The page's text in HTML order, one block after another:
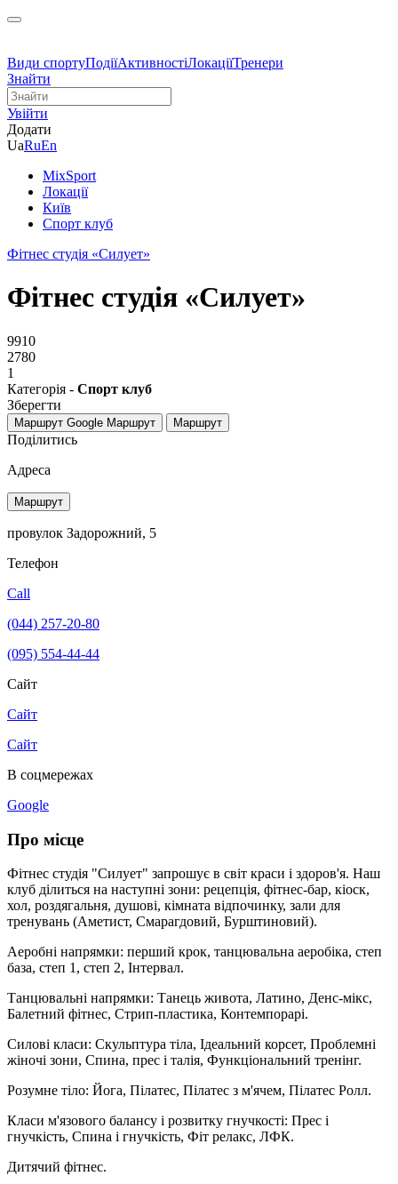
Види спортуПодіїАктивностіЛокаціїТренери
Знайти
Увійти
Додати
UaRuEn
MixSport
Локації
Київ
Спорт клуб
Фітнес студія «Силует»
Фітнес студія «Силует»
9910
2780
1
Категорія - Спорт клуб
Зберегти
Маршрут Google Маршрут Маршрут
Поділитись
Адреса
Маршрут
провулок Задорожний, 5
Телефон
Call
(044) 257-20-80
(095) 554-44-44
Сайт
Сайт
Сайт
В соцмережах
Google
Про місце
Фітнес студія "Силует" запрошує в світ краси і здоров'я. Наш
клуб ділиться на наступні зони: рецепція, фітнес-бар, кіоск,
хол, роздягальня, душові, кімната відпочинку, зали для
тренувань (Аметист, Смарагдовий, Бурштиновий).
Аеробні напрямки: перший крок, танцювальна аеробіка, степ
база, степ 1, степ 2, Інтервал.
Танцювальні напрямки: Танець живота, Латино, Денс-мікс,
Балетний фітнес, Стрип-пластика, Контемпорарі.
Силові класи: Скульптура тіла, Ідеальний корсет, Проблемні
жіночі зони, Спина, прес і талія, Функціональний тренінг.
Розумне тіло: Йога, Пілатес, Пілатес з м'ячем, Пілатес Ролл.
Класи м'язового балансу і розвитку гнучкості: Прес і
гнучкість, Спина і гнучкість, Фіт релакс, ЛФК.
Дитячий фітнес.